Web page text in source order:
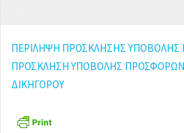
ΠΕΡΙΛΗΨΗ ΠΡΟΣΚΛΗΣΗΣ
ΠΡΟΣΚΛΗΣΗ ΥΠΟΒΟΛΗΣ ΠΡΟΣΦΟΡΩΝ
ΔΙΚΗΓΟΡΟΥ